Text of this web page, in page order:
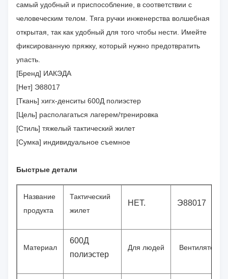
самый удобный и приспособление, в соответствии с
человеческим телом. Тяга ручки инженерства волшебная
открытая, так как удобный для того чтобы нести. Имейте
фиксированную пряжку, который нужно предотвратить
упасть.
[Бренд] ИАКЭДА
[Нет] Э88017
[Ткань] хигх-денситы 600Д полиэстер
[Цель] располагаться лагерем/тренировка
[Стиль] тяжелый тактический жилет
[Сумка] индивидуальное съемное
Быстрые детали
Название
продукта
Тактический
жилет
НЕТ. Э88017
Материал
600Д
полиэстер
Для людей Вентиляторы